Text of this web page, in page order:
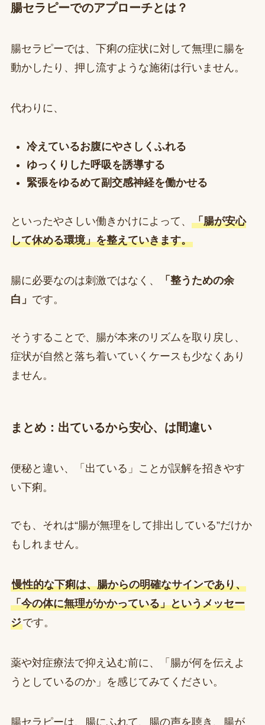
腸セラピーでのアプローチとは？
腸セラピーでは、下痢の症状に対して無理に腸を
動かしたり、押し流すような施術は行いません。
代わりに、
冷えているお腹にやさしくふれる
ゆっくりした呼吸を誘導する
緊張をゆるめて副交感神経を働かせる
といったやさしい働きかけによって、 「腸が安心
して休める環境」を整えていきます。
腸に必要なのは刺激ではなく、
「整うための余
白」 です。
そうすることで、腸が本来のリズムを取り戻し、
症状が自然と落ち着いていくケースも少なくあり
ません。
まとめ：出ているから安心、は間違い
便秘と違い、「出ている」ことが誤解を招きやす
い下痢。
でも、それは“腸が無理をして排出している”だけか
もしれません。
慢性的な下痢は、腸からの明確なサインであり、
「今の体に無理がかかっている」というメッセー
ジです。
薬や対症療法で抑え込む前に、「腸が何を伝えよ
うとしているのか」を感じてみてください。
腸セラピーは、腸にふれて、腸の声を聴き、腸が